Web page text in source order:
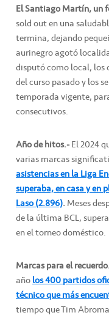
El Santiago Martín, un
sold out en una
termina, dejando
aurinegro agotó
disputó como local, los
del curso pasado y los
temporada vigente,
consecutivos.
Año de hitos.-El 2024
varias marcas
asistencias en la Liga
superaba, en casa y en
Laso (2.896).Meses
de la última BCL,
en el torneo doméstico.
Marcas para el
añolos 400 partidos
técnico que más
tiempo que Tim